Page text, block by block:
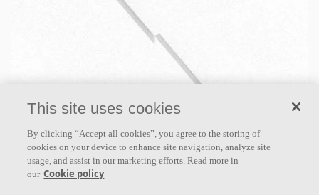
Ecophon Focus™ Levels
Ecophon Focus ™ Levels est un système créatif avec
différentes épaisseurs, tailles et couleurs. Le système
est collé bord à bord directement sur un soffite, un
This site uses cookies
By clicking “Accept all cookies”, you agree to the storing of
cookies on your device to enhance site navigation, analyze site
usage, and assist in our marketing efforts. Read more in
our Cookie policy